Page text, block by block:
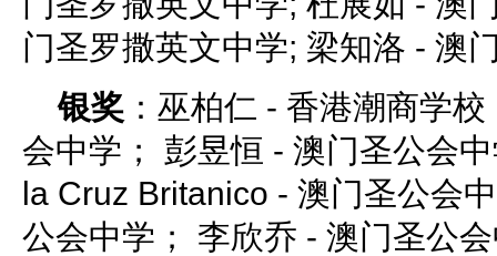
门圣罗撒英文中学; 梁知洛 - 澳
银奖 ：巫柏仁 - 香港潮商学
会中学； 彭昱恒 - 澳门圣公会
la Cruz Britanico - 澳门圣公会
公会中学； 李欣乔 - 澳门圣公